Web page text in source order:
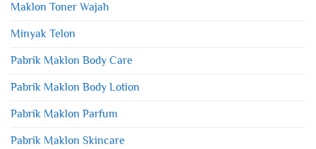
Maklon Toner Wajah
Minyak Telon
Pabrik Maklon Body Care
Pabrik Maklon Body Lotion
Pabrik Maklon Parfum
Pabrik Maklon Skincare